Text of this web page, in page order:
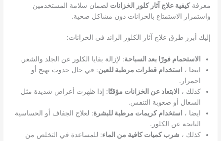
معرفةكيفية علاج آثار كلور الخزانات لضمان سلامة المستخدمين
واستمرار الاستمتاع بالخزانات دون مشاكل صحية.
إليك أبرز طرق علاج آثار الكلور الزائد في الخزانات:
الاستحمام فورًا بعد السباحة: لإزالة بقايا الكلور عن الجلد والشعر.
ايضا ،
استخدام قطرات مرطبة للعين: في حال حدوث تهيج أو
احمرار.
كذلك ،
الابتعاد عن الخزانات مؤقتًا: إذا ظهرت أعراض شديدة مثل
السعال أو صعوبة التنفس.
ايضا ،
استخدام كريمات مرطبة للبشرة: لعلاج الجفاف أو الحساسية
الناتجة عن الكلور.
كذلك ، شرب كميات كافية من الماء: للمساعدة في التخلص من